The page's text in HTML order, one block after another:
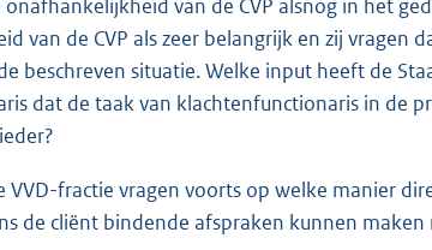
van de CVP alsnog in het
van de CVP als zeer belangrijk en zij vragen
beschreven situatie. Welke input heeft de
dat de taak van klachtenfunctionaris in de
VVD-fractie vragen voorts op welke manier
de cliënt bindende afspraken kunnen maken